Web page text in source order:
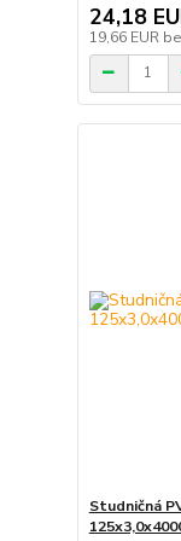
24,18
19,66 EUR
Studničná